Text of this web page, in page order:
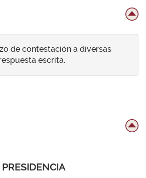
de contestación a diversas
escrita.
PRESIDENCIA